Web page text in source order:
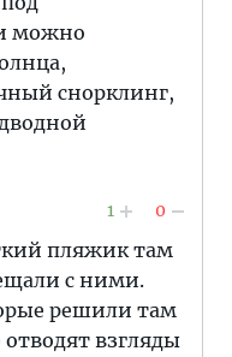
можно
снорклинг,
1 0
пляжик там
с ними.
решили там
взгляды